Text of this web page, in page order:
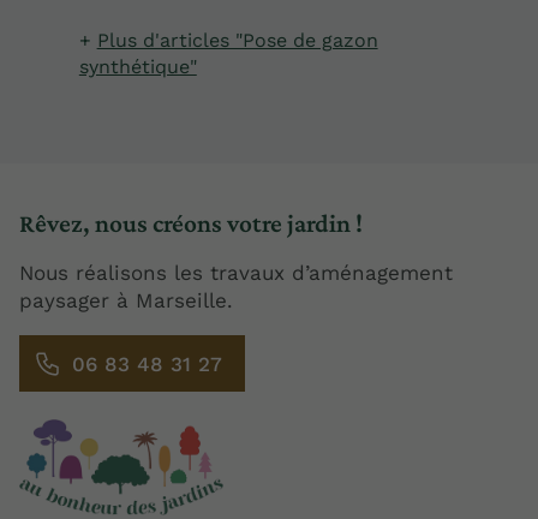
Plus d'articles "Pose de gazon
synthétique"
Rêvez, nous créons votre jardin !
Nous réalisons les travaux d’aménagement
paysager à Marseille.
06 83 48 31 27